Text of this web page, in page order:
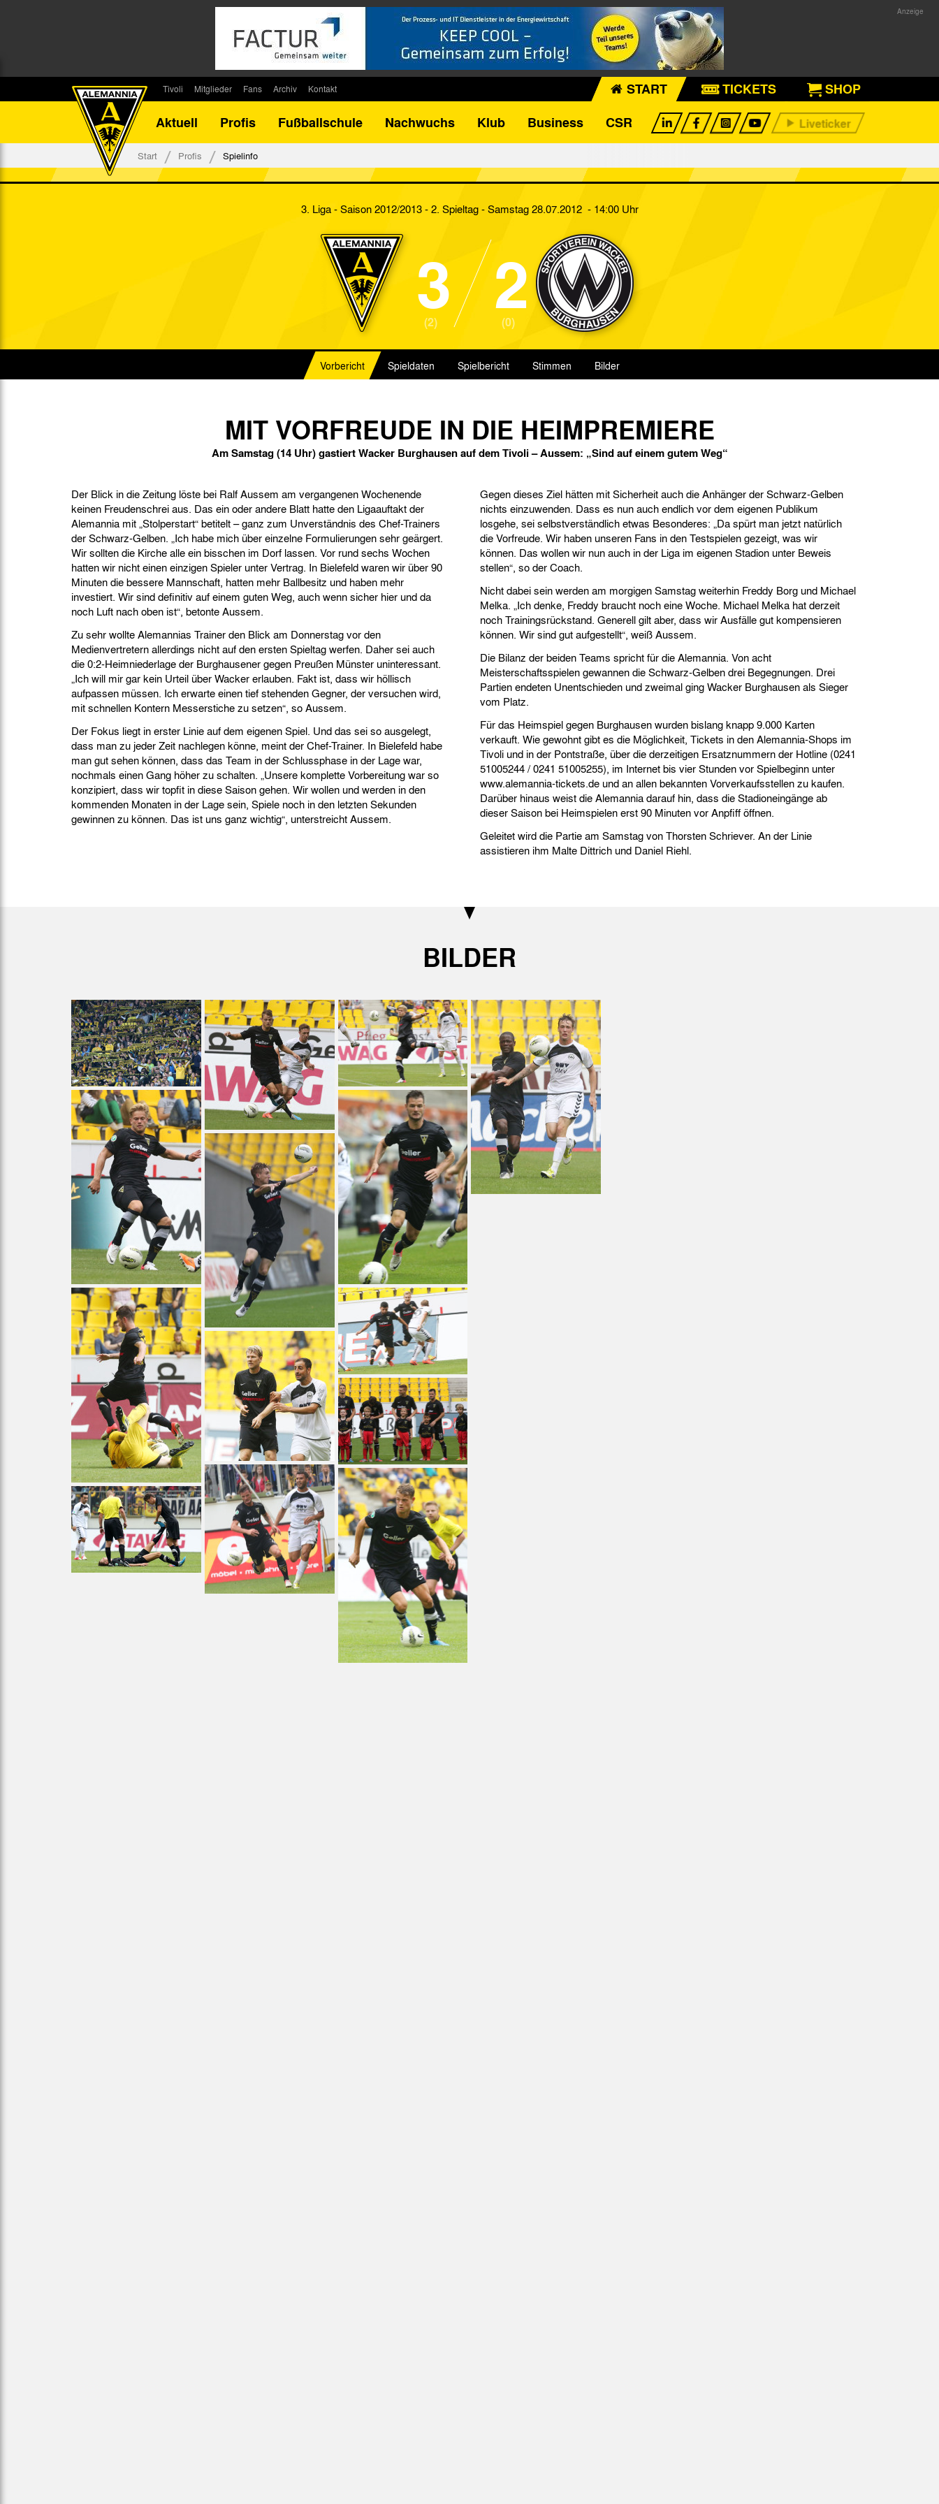
Tivoli
Stadionsprecher
Mitglieder
Kontakt
Fans
Fanbeirat
Fan-Klubs
Archiv
Ahnentafel
Kontakt START TICKETS
SHOP
Aktuell
Profis Fußballschule Nachwuchs Klub Business CSR
Start Profis Spielinfo
3. Liga - Saison 2012/2013 - 2. Spieltag- Samstag 28.07.2012 - 14:00 Uhr
3
(2) 2
(0)
Vorbericht Spieldaten Spielbericht Stimmen Bilder
MIT VORFREUDE IN DIE HEIMPREMIERE
Am Samstag (14 Uhr) gastiert Wacker Burghausen auf dem Tivoli – Aussem: „Sind auf einem gutem Weg“
Der Blick in die Zeitung löste bei Ralf Aussem am vergangenen Wochenende
keinen Freudenschrei aus. Das ein oder andere Blatt hatte den Ligaauftakt der
Alemannia mit „Stolperstart“ betitelt – ganz zum Unverständnis des Chef-Trainers
der Schwarz-Gelben. „Ich habe mich über einzelne Formulierungen sehr geärgert.
Wir sollten die Kirche alle ein bisschen im Dorf lassen. Vor rund sechs Wochen
hatten wir nicht einen einzigen Spieler unter Vertrag. In Bielefeld waren wir über 90
Minuten die bessere Mannschaft, hatten mehr Ballbesitz und haben mehr
investiert. Wir sind definitiv auf einem guten Weg, auch wenn sicher hier und da
noch Luft nach oben ist“, betonte Aussem.
Zu sehr wollte Alemannias Trainer den Blick am Donnerstag vor den
Medienvertretern allerdings nicht auf den ersten Spieltag werfen. Daher sei auch
die 0:2-Heimniederlage der Burghausener gegen Preußen Münster uninteressant.
„Ich will mir gar kein Urteil über Wacker erlauben. Fakt ist, dass wir höllisch
aufpassen müssen. Ich erwarte einen tief stehenden Gegner, der versuchen wird,
mit schnellen Kontern Messerstiche zu setzen“, so Aussem.
Der Fokus liegt in erster Linie auf dem eigenen Spiel. Und das sei so ausgelegt,
dass man zu jeder Zeit nachlegen könne, meint der Chef-Trainer. In Bielefeld habe
man gut sehen können, dass das Team in der Schlussphase in der Lage war,
nochmals einen Gang höher zu schalten. „Unsere komplette Vorbereitung war so
konzipiert, dass wir topfit in diese Saison gehen. Wir wollen und werden in den
kommenden Monaten in der Lage sein, Spiele noch in den letzten Sekunden
gewinnen zu können. Das ist uns ganz wichtig“, unterstreicht Aussem.
Gegen dieses Ziel hätten mit Sicherheit auch die Anhänger der Schwarz-Gelben
nichts einzuwenden. Dass es nun auch endlich vor dem eigenen Publikum
losgehe, sei selbstverständlich etwas Besonderes: „Da spürt man jetzt natürlich
die Vorfreude. Wir haben unseren Fans in den Testspielen gezeigt, was wir
können. Das wollen wir nun auch in der Liga im eigenen Stadion unter Beweis
stellen“, so der Coach.
Nicht dabei sein werden am morgigen Samstag weiterhin Freddy Borg und Michael
Melka. „Ich denke, Freddy braucht noch eine Woche. Michael Melka hat derzeit
noch Trainingsrückstand. Generell gilt aber, dass wir Ausfälle gut kompensieren
können. Wir sind gut aufgestellt“, weiß Aussem.
Die Bilanz der beiden Teams spricht für die Alemannia. Von acht
Meisterschaftsspielen gewannen die Schwarz-Gelben drei Begegnungen. Drei
Partien endeten Unentschieden und zweimal ging Wacker Burghausen als Sieger
vom Platz.
Für das Heimspiel gegen Burghausen wurden bislang knapp 9.000 Karten
verkauft. Wie gewohnt gibt es die Möglichkeit, Tickets in den Alemannia-Shops im
Tivoli und in der Pontstraße, über die derzeitigen Ersatznummern der Hotline (0241
51005244 / 0241 51005255), im Internet bis vier Stunden vor Spielbeginn unter
www.alemannia-tickets.de und an allen bekannten Vorverkaufsstellen zu kaufen.
Darüber hinaus weist die Alemannia darauf hin, dass die Stadioneingänge ab
dieser Saison bei Heimspielen erst 90 Minuten vor Anpfiff öffnen.
Geleitet wird die Partie am Samstag von Thorsten Schriever. An der Linie
assistieren ihm Malte Dittrich und Daniel Riehl.
BILDER